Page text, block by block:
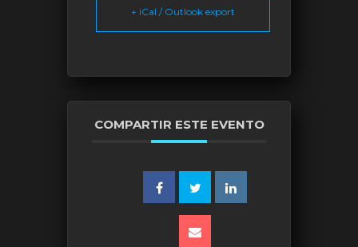
+ iCal / Outlook export
COMPARTIR ESTE EVENTO